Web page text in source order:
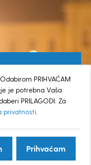
PRIHVAĆAM
je potrebna Vaša
PRILAGODI. Za
privatnosti
Prihvaćam